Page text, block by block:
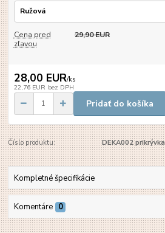
Cena pred
zľavou
29,90 EUR
28,00 EUR/ks
22,76 EUR bez DPH
Pridať do košíka
Číslo produktu: DEKA002 prikrývka
Kompletné špecifikácie
Komentáre 0